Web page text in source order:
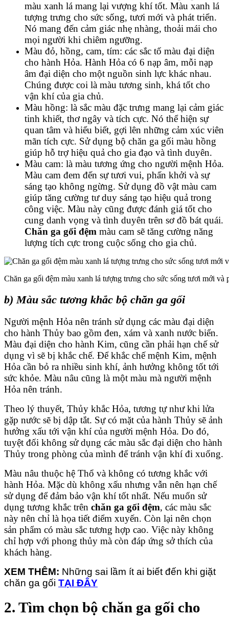
màu xanh lá mang lại vượng khí tốt. Màu xanh lá
tượng trưng cho sức sống, tươi mới và phát triển.
Nó mang đến cảm giác nhẹ nhàng, thoải mái cho
mọi người khi chiêm ngưỡng.
Màu đỏ, hồng, cam, tím: các sắc tố màu đại diện
cho hành Hỏa. Hành Hỏa có 6 nạp âm, mỗi nạp
âm đại diện cho một nguồn sinh lực khác nhau.
Chúng được coi là màu tương sinh, khá tốt cho
vận khí của gia chủ.
Màu hồng: là sắc màu đặc trưng mang lại cảm giác
tinh khiết, thơ ngây và tích cực. Nó thể hiện sự
quan tâm và hiểu biết, gợi lên những cảm xúc viên
mãn tích cực. Sử dụng bộ chăn ga gối màu hồng
giúp hỗ trợ hiệu quả cho gia đạo và tình duyên.
Màu cam: là màu tương ứng cho người mệnh Hỏa.
Màu cam đem đến sự tươi vui, phấn khởi và sự
sáng tạo không ngừng. Sử dụng đồ vật màu cam
giúp tăng cường tư duy sáng tạo hiệu quả trong
công việc. Màu này cũng được đánh giá tốt cho
cung danh vọng và tình duyên trên sơ đồ bát quái.
Chăn ga gối đệm màu cam sẽ tăng cường năng
lượng tích cực trong cuộc sống cho gia chủ.
Chăn ga gối đệm màu xanh lá tượng trưng cho sức sống tươi mới và
b) Màu sắc tương khắc bộ chăn ga gối
Người mệnh Hỏa nên tránh sử dụng các màu đại diện
cho hành Thủy bao gồm đen, xám và xanh nước biển.
Màu đại diện cho hành Kim, cũng cần phải hạn chế sử
dụng vì sẽ bị khắc chế. Để khắc chế mệnh Kim, mệnh
Hỏa cần bỏ ra nhiều sinh khí, ảnh hưởng không tốt tới
sức khỏe. Màu nâu cũng là một màu mà người mệnh
Hỏa nên tránh.
Theo lý thuyết, Thủy khắc Hỏa, tương tự như khi lửa
gặp nước sẽ bị dập tắt. Sự có mặt của hành Thủy sẽ ảnh
hưởng xấu tới vận khí của người mệnh Hỏa. Do đó,
tuyệt đối không sử dụng các màu sắc đại diện cho hành
Thủy trong phòng của mình để tránh vận khí đi xuống.
Màu nâu thuộc hệ Thổ và không có tương khắc với
hành Hỏa. Mặc dù không xấu nhưng vẫn nên hạn chế
sử dụng để đảm bảo vận khí tốt nhất. Nếu muốn sử
dụng tương khắc trên chăn ga gối đệm, các màu sắc
này nên chỉ là họa tiết điểm xuyến. Còn lại nên chọn
sản phẩm có màu sắc tương hợp cao. Việc này không
chỉ hợp với phong thủy mà còn đáp ứng sở thích của
khách hàng.
XEM THÊM: Những sai lầm ít ai biết đến khi giặt
chăn ga gối TẠI ĐÂY
2. Tìm chọn bộ chăn ga gối cho